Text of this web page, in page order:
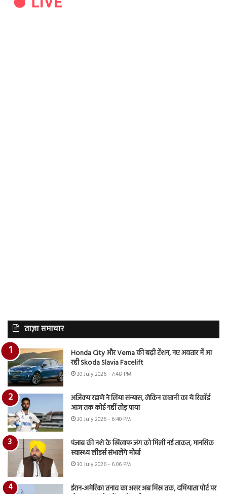
ताज़ा समाचार
Honda City और Verna की बढ़ी टेंशन, नए अवतार में आ
रही Skoda Slavia Facelift
30 July 2026 - 7:48 PM
अजिंक्य रहाणे ने लिया संन्यास, लेकिन कप्तानी का ये रिकॉर्ड
आज तक कोई नहीं तोड़ पाया
30 July 2026 - 6:40 PM
पंजाब की नशे के खिलाफ जंग को मिली नई ताकत, मानसिक
स्वास्थ्य लीडर्स संभालेंगे मोर्चा
30 July 2026 - 6:06 PM
ईरान-अमेरिका तनाव का असर अब मिस्र तक, दमियाता पोर्ट पर